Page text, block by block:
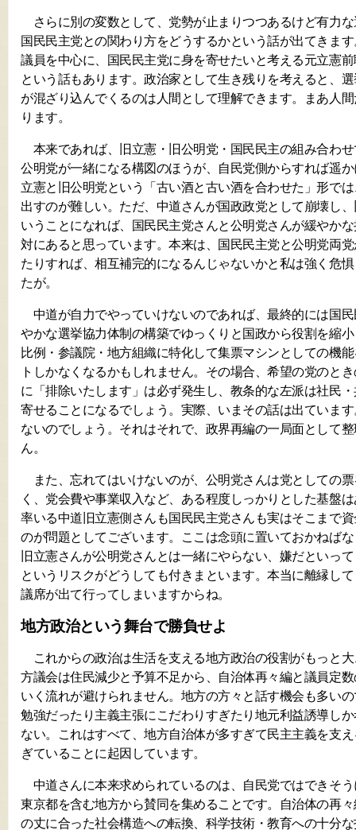
さらに別の変数として、党勢が止まりつつあるけど有力
国民民主党との関わり方をどうするかという話が出てきま
議員を中心に、国民民主党に身を寄せたいと考える元立憲
という話もあります。政治家として生き残りを考えると、
が混ざり込んでくるのは人間として理解できます。まあ人
ります。
本来であれば、旧立憲・旧公明党・国民民主の組み合わ
公明党が一緒になる構図のほうが、自民党側からすれば遥
立憲と旧公明党という「古い酒と古い酒を合わせた」形で
出すのが難しい。ただ、中道さんが国政政党として崩壊し
いうことになれば、国民民主党さんと公明党さんが緩やか
対にあると思っています。本来は、国民民主党と公明党両
たりすれば、相互補完的になるんじゃないかと私は強く危
たが。
中道が自力でやっていけないのであれば、最終的には国
やかな選挙協力体制の構築でゆっくりと国政から役割を縮
比例・参議院・地方組織に特化して集票マシンとしての機
トしかなくなるかもしれません。その場合、希望の党のと
に「排除いたします」は必ず発生し、教条的な左派は社民
寄せることになるでしょう。実際、いまその話は出ていま
ないのでしょう。それはそれで、政界再編の一局面として
ん。
また、忘れてはいけないのが、公明党さんは党としての
く、党会費や事業収入など、ある程度しっかりとした基盤
率いる中道旧立憲側さんも国民民主党さんも実はそこまで
のが問題としてございます。ここは念頭に置いておかねば
旧立憲さんが公明党さんとは一緒にやらない、嫌だといっ
というリスクがどうしても付きまといます。本当に離縁し
議席が出て行ってしまいますからね。
地方政治という舞台で勝負せよ
これからの政治は生活を支える地方政治の役割がもっと
方議会は住民減少と予算不足から、自治体再々編と議員定
いく流れが避けられません。地方の方々と話す機会も多い
勉強だったり主義主張にこだわりすぎたり地元利益誘導し
ない。これはすべて、地方自治体が多すぎて民主主義を支
ぎていることに起因しています。
中道さんに本来求められているのは、自民党ではできそ
東京都を含む地方から賛同を集めることです。自治体の再
の丈に合った社会構造への転換、科学技術・教育への十分